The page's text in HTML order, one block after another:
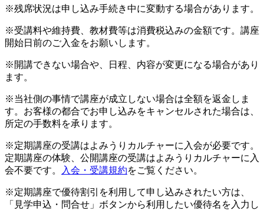
※残席状況は申し込み手続き中に変動する場合があります。
※受講料や維持費、教材費等は消費税込みの金額です。講座
開始日前のご入金をお願いします。
※開講できない場合や、日程、内容が変更になる場合があり
ます。
※当社側の事情で講座が成立しない場合は全額を返金しま
す。お客様の都合でお申し込みをキャンセルされた場合は、
所定の手数料を承ります。
※定期講座の受講はよみうりカルチャーに入会が必要です。
定期講座の体験、公開講座の受講はよみうりカルチャーに入
会不要です。
入会・受講規約をご覧ください。
※定期講座で優待割引を利用して申し込みされたい方は、
「見学申込・問合せ」ボタンから利用したい優待名を入力し